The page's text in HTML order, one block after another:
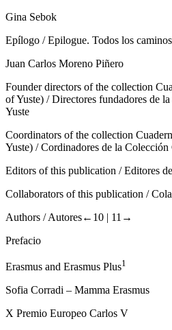
Gina Sebok
Epílogo / Epilogue. Todos los
Juan Carlos Moreno Piñero
Founder directors of the collection
of Yuste) /Directores fundadores de
Yuste
Coordinators of the collection
Yuste) /Cordinadores de la Colección
Editors of this publication /Editores
Collaborators of this publication /
Authors /Autores←10 | 11→
Prefacio
Erasmus and Erasmus Plus1
Sofia Corradi – Mamma Erasmus
X Premio Europeo Carlos V